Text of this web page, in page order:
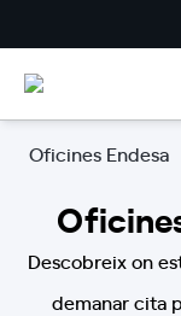
Oficines Endesa
Descobreix on
demanar cita